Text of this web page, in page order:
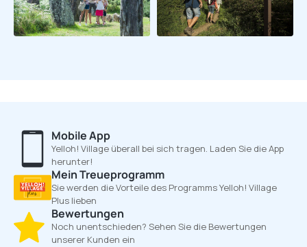
Mobile App
Yelloh! Village überall bei sich tragen. Laden Sie die App
herunter!
Mein Treueprogramm
Sie werden die Vorteile des Programms Yelloh! Village
Plus lieben
Bewertungen
Noch unentschieden? Sehen Sie die Bewertungen
unserer Kunden ein